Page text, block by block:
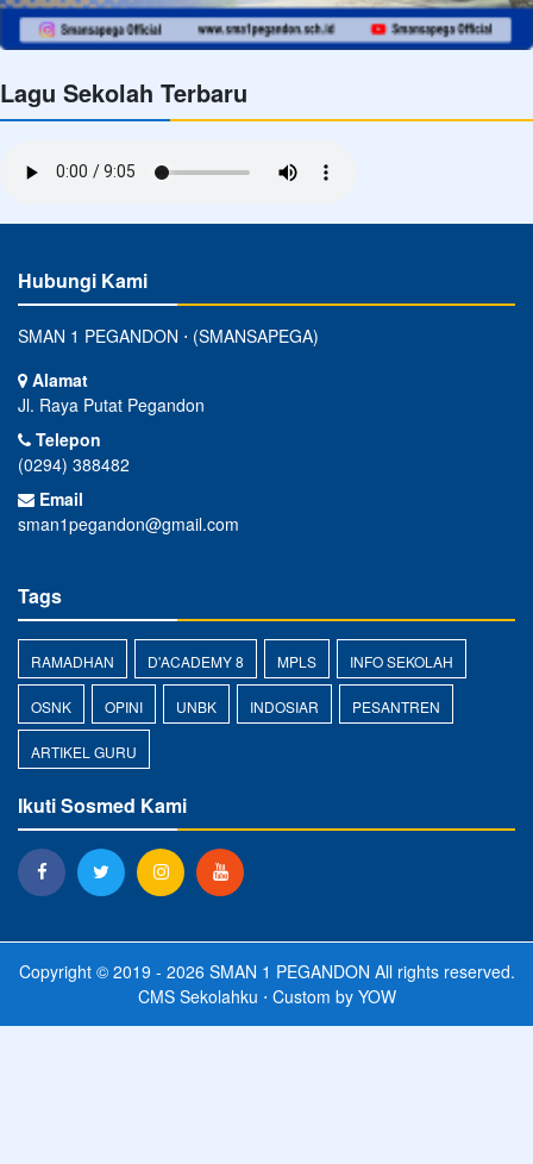
Lagu Sekolah Terbaru
Hubungi Kami
SMAN 1 PEGANDON ⋅ (SMANSAPEGA)
Alamat
Jl. Raya Putat Pegandon
Telepon
(0294) 388482
Email
sman1pegandon@gmail.com
Tags
RAMADHAN D'ACADEMY 8 MPLS INFO SEKOLAH
OSNK OPINI UNBK INDOSIAR PESANTREN
ARTIKEL GURU
Ikuti Sosmed Kami
Copyright © 2019 - 2026 SMAN 1 PEGANDON All rights reserved.
CMS Sekolahku ⋅ Custom by YOW